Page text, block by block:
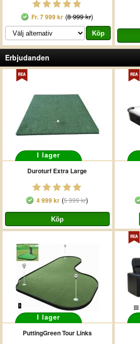
Fr.7 999 kr (8 999 kr)
Erbjudanden
I lager
Duroturf Extra Large
4 999 kr (5 999 kr)
I lager
PuttingGreen Tour Links